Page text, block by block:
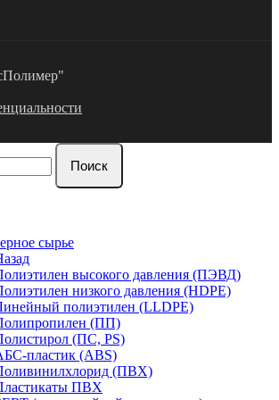
Поиск
сырье
высокого давления (ПЭВД)
низкого давления (HDPE)
полиэтилен (LLDPE)
(ПП)
(ПС, PS)
пластик (ABS)
(ПВХ)
ПВХ